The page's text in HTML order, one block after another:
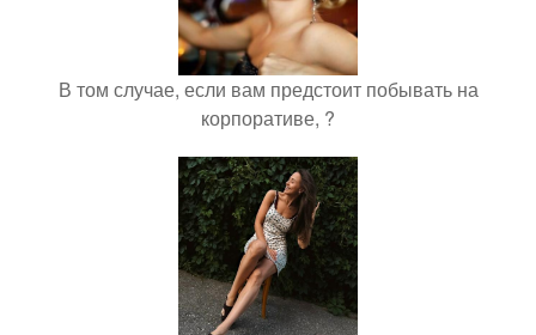
В том случае, если вам предстоит побывать на
корпоративе, ?